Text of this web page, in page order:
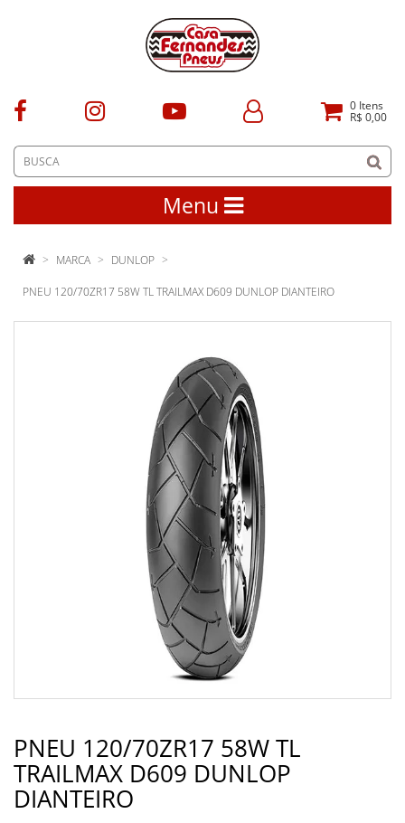
0 Itens
R$ 0,00
Menu
MARCA DUNLOP
PNEU 120/70ZR17 58W TL TRAILMAX D609 DUNLOP DIANTEIRO
PNEU 120/70ZR17 58W TL
TRAILMAX D609 DUNLOP
DIANTEIRO